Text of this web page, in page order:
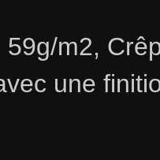
59g/m2,
une